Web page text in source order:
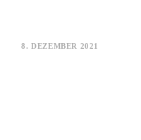
8. DEZEMBER 2021